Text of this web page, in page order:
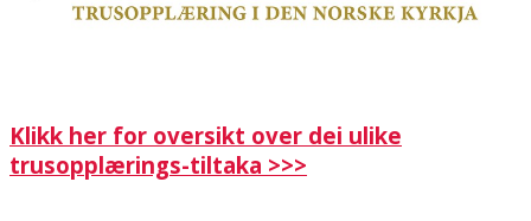
Klikk her for oversikt over dei ulike
trusopplærings-tiltaka >>>